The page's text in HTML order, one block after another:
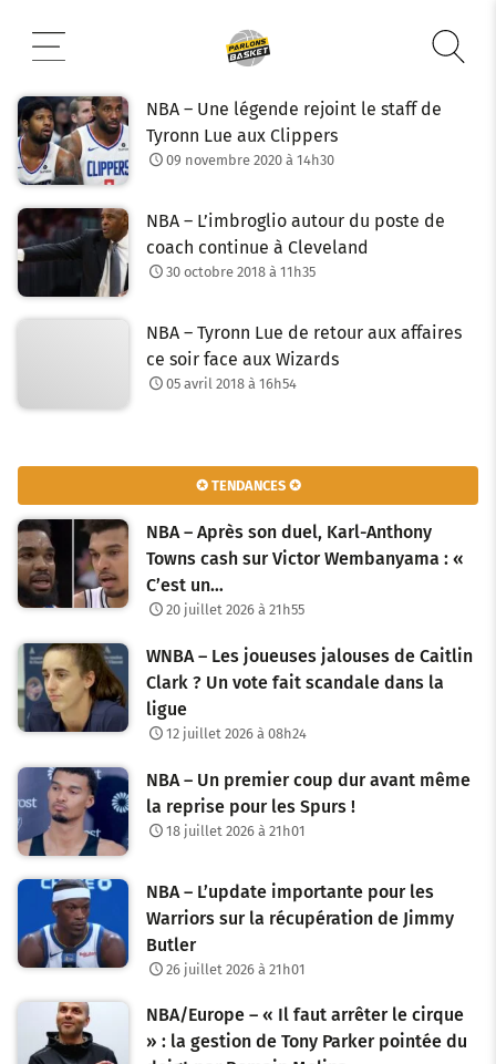
contenu
NBA – Une légende rejoint le staff de
Tyronn Lue aux Clippers
09 novembre 2020 à 14h30
NBA – L’imbroglio autour du poste de
coach continue à Cleveland
30 octobre 2018 à 11h35
NBA – Tyronn Lue de retour aux affaires
ce soir face aux Wizards
05 avril 2018 à 16h54
✪ TENDANCES ✪
NBA – Après son duel, Karl-Anthony
Towns cash sur Victor Wembanyama : «
C’est un…
20 juillet 2026 à 21h55
WNBA – Les joueuses jalouses de Caitlin
Clark ? Un vote fait scandale dans la
ligue
12 juillet 2026 à 08h24
NBA – Un premier coup dur avant même
la reprise pour les Spurs !
18 juillet 2026 à 21h01
NBA – L’update importante pour les
Warriors sur la récupération de Jimmy
Butler
26 juillet 2026 à 21h01
NBA/Europe – « Il faut arrêter le cirque
» : la gestion de Tony Parker pointée du